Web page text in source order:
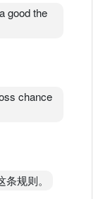
good the
chance
规则。